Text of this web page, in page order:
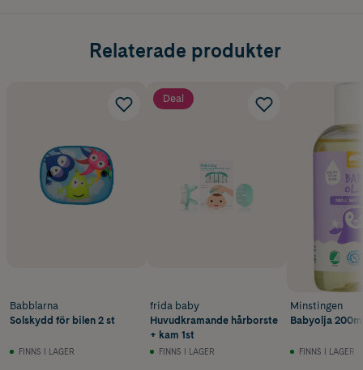
Relaterade produkter
Babblarna
Solskydd för bilen 2 st
FINNS I LAGER
Deal
frida baby
Huvudkramande hårborste
+ kam 1st
FINNS I LAGER
Minstingen
Babyolja
FINNS I LAGER